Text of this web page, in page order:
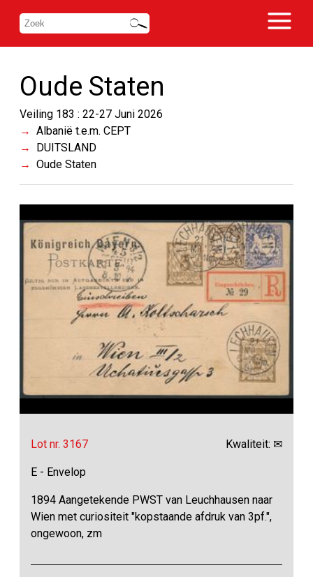
Oude Staten
Veiling 183 : 22-27 Juni 2026
Albanië t.e.m. CEPT
DUITSLAND
Oude Staten
Lot nr. 3167 Kwaliteit: ✉
E - Envelop
1894 Aangetekende PWST van Leuchhausen naar
Wien met curiositeit "kopstaande afdruk van 3pf.",
ongewoon, zm